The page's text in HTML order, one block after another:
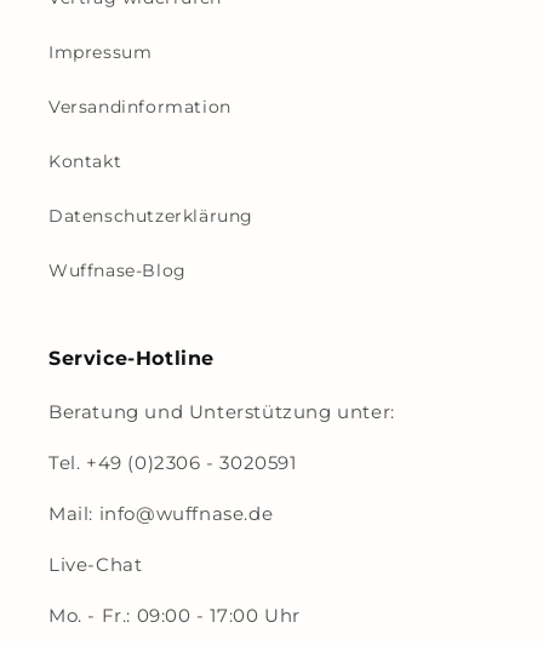
Impressum
Versandinformation
Kontakt
Datenschutzerklärung
Wuffnase-Blog
Service-Hotline
Beratung und Unterstützung unter:
Tel. +49 (0)2306 - 3020591
Mail: info@wuffnase.de
Live-Chat
Mo. - Fr.: 09:00 - 17:00 Uhr